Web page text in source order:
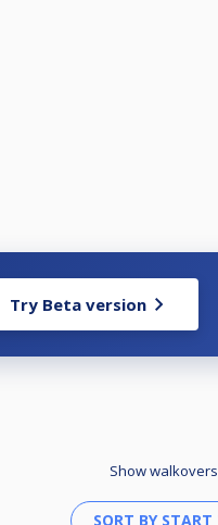
Try Beta version
Show walkovers